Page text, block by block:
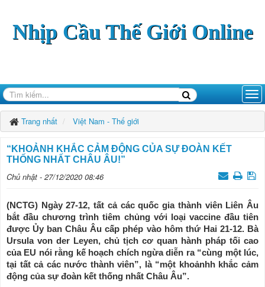
Nhịp Cầu Thế Giới Online
Trang nhất Việt Nam - Thế giới
“KHOẢNH KHẮC CẢM ĐỘNG CỦA SỰ ĐOÀN KẾT
THỐNG NHẤT CHÂU ÂU!”
Chủ nhật - 27/12/2020 08:46
(NCTG) Ngày 27-12, tất cả các quốc gia thành viên Liên Âu
bắt đầu chương trình tiêm chủng với loại vaccine đầu tiên
được Ủy ban Châu Âu cấp phép vào hôm thứ Hai 21-12. Bà
Ursula von der Leyen, chủ tịch cơ quan hành pháp tối cao
của EU nói rằng kế hoạch chích ngừa diễn ra “cùng một lúc,
tại tất cả các nước thành viên”, là “một khoảnhh khắc cảm
động của sự đoàn kết thống nhất Châu Âu”.